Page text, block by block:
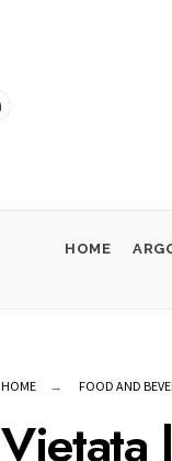
HOME
HOME FOOD AND
Vietata